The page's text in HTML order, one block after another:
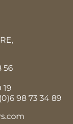
56
19
98 73 34 89